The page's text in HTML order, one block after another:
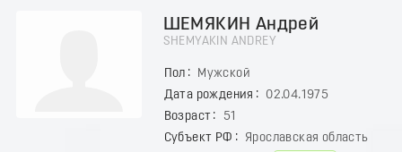
ШЕМЯКИН Андрей
SHEMYAKIN ANDREY
Пол
Мужской
Дата рождения
02.04.1975
Возраст
51
Субъект РФ
Ярославская область